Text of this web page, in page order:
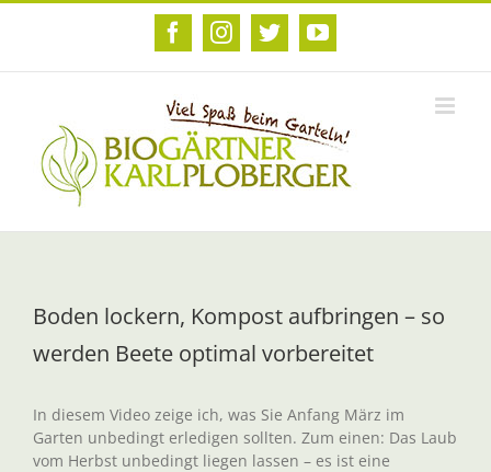
Zum
FacebookInstagram
TwitterYouTube
Boden lockern, Kompost aufbringen – so
werden Beete optimal vorbereitet
In diesem Video zeige ich, was Sie Anfang März im
Garten unbedingt erledigen sollten. Zum einen: Das Laub
vom Herbst unbedingt liegen lassen – es ist eine